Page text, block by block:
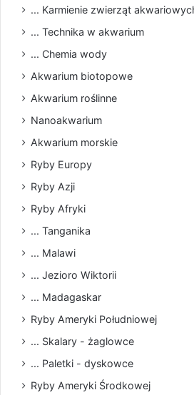
... Karmienie zwierząt
... Technika w akwarium
... Chemia wody
Akwarium biotopowe
Akwarium roślinne
Nanoakwarium
Akwarium morskie
Ryby Europy
Ryby Azji
Ryby Afryki
... Tanganika
... Malawi
... Jezioro Wiktorii
... Madagaskar
Ryby Ameryki Południowej
... Skalary - żaglowce
... Paletki - dyskowce
Ryby Ameryki Środkowej